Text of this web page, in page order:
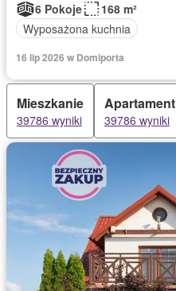
6 Pokoje
168 m²
Wyposażona kuchnia
16 lip 2026 w Domiporta
Mieszkanie
39786 wyniki
Apartament
39786 wyniki